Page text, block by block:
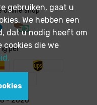
online shop
per
- 2026
gebruiken, gaat u
We hebben een
dat u nodig heeft om
cookies die we